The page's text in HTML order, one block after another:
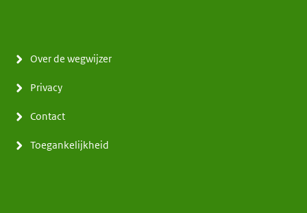
Over de wegwijzer
Privacy
Contact
Toegankelijkheid